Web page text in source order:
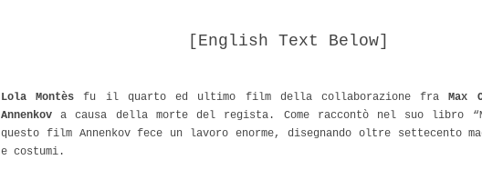
[English Text Below]
Lola Montès fu il quarto ed ultimo film della collaborazione fraMax
Annenkova causa della morte del regista. Come raccontò nel suo libro
questo film Annenkov fece un lavoro enorme, disegnando oltre settecento
e costumi.